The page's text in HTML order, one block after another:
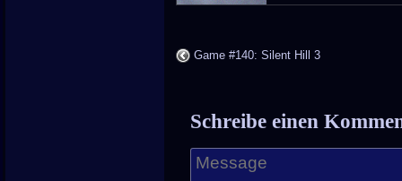
Game #140: Silent Hill 3
Schreibe einen